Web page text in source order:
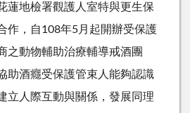
蓮地檢署觀護人室特與更生保
作，自108年5月起開辦受保護
之動物輔助治療輔導戒酒團
助酒癮受保護管束人能夠認識
立人際互動與關係，發展同理